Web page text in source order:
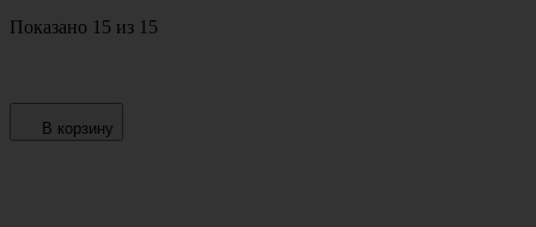
Показано 15 из 15
В корзину